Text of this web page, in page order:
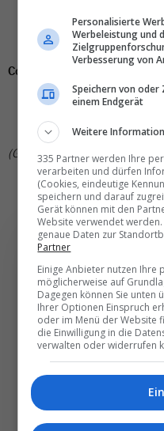
Washington D.C., 21.
San Francisco, 16.
Condor
Boston, 18. Juli bis 25.
Anchorage, 3. Juli bis
Miami, 1. Juli bis 14.
(GWA)
Die
besten
Ihr
Täglich oder
weniger. Bei
Personalisierte
Werbeleistung und
Verbesserung von
Speichern von
einem Endgerät
Weitere
335 Partner werden Ihre
verarbeiten und dürfen
(Cookies, eindeutige
speichern und darauf
Gerät können mit den
Website verwendet
genaue Daten zur
Partner
Einige Anbieter nutzen Ihre
möglicherweise auf
Dagegen können Sie unten
Ihrer Optionen Einspruch
oder im Menü der Website
die Einwilligung in die
verwalten oder widerrufen